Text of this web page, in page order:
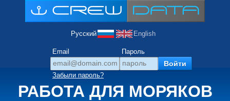
Русский English
Email Пароль
Забыли пароль?
РАБОТА ДЛЯ МОРЯКОВ